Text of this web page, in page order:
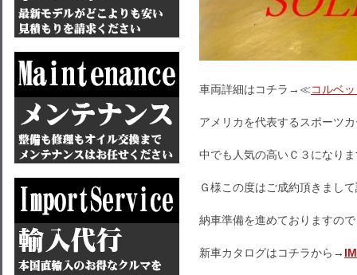
車両詳細はコチラ→≪コルベ
アメリカを代表するスポーツ
中でも人気の高いＣ３になり
Ｇ様この度はご成約頂きまし
納車準備を進めておりますの
新車カタログはコチラから→